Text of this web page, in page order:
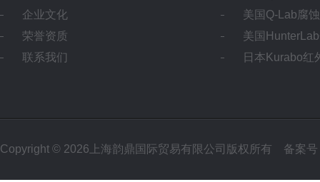
企业文化
荣誉资质
联系我们
美国Q-Lab腐
美国
日本Kurabo红
Copyright © 2026上海韵鼎国际贸易有限公司版权所有 备案